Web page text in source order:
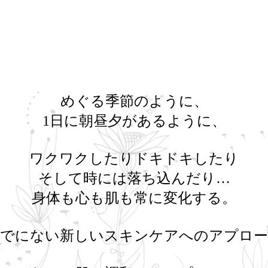
めぐる季節のように、
1日に朝昼夕があるように、
ワクワクしたりドキドキしたり
そして時には落ち込んだり…
身体も心も肌も常に変化する。
にない新しいスキンケアへのアプロ